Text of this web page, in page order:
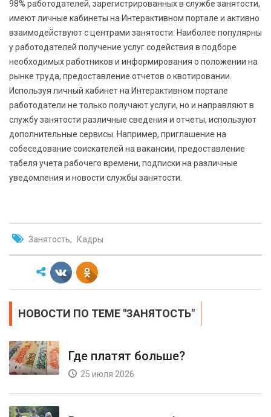
98% работодателей, зарегистрированных в службе занятости,
имеют личные кабинеты на Интерактивном портале и активно
взаимодействуют с центрами занятости. Наиболее популярны
у работодателей получение услуг содействия в подборе
необходимых работников и информирования о положении на
рынке труда, предоставление отчетов о квотировании.
Используя личный кабинет на Интерактивном портале
работодатели не только получают услуги, но и направляют в
службу занятости различные сведения и отчеты, используют
дополнительные сервисы. Например, приглашение на
собеседование соискателей на вакансии, предоставление
табеля учета рабочего времени, подписки на различные
уведомления и новости службы занятости.
Занятость Кадры
НОВОСТИ ПО ТЕМЕ "ЗАНЯТОСТЬ"
Где платят больше?
25 июля 2026